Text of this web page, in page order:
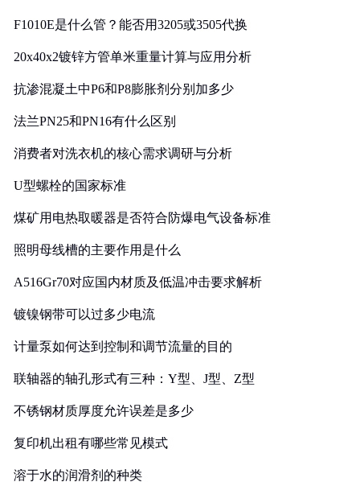
F1010E是什么管？能否用3205或3505代换
20x40x2镀锌方管单米重量计算与应用分析
抗渗混凝土中P6和P8膨胀剂分别加多少
法兰PN25和PN16有什么区别
消费者对洗衣机的核心需求调研与分析
U型螺栓的国家标准
煤矿用电热取暖器是否符合防爆电气设备标准
照明母线槽的主要作用是什么
A516Gr70对应国内材质及低温冲击要求解析
镀镍钢带可以过多少电流
计量泵如何达到控制和调节流量的目的
联轴器的轴孔形式有三种：Y型、J型、Z型
不锈钢材质厚度允许误差是多少
复印机出租有哪些常见模式
溶于水的润滑剂的种类